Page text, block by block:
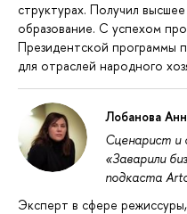
структурах. Получил
образование. С успехом
Президентской программы
для отраслей народного
Лобанова
Сценарист и
«Заварили
подкаста
Эксперт в сфере